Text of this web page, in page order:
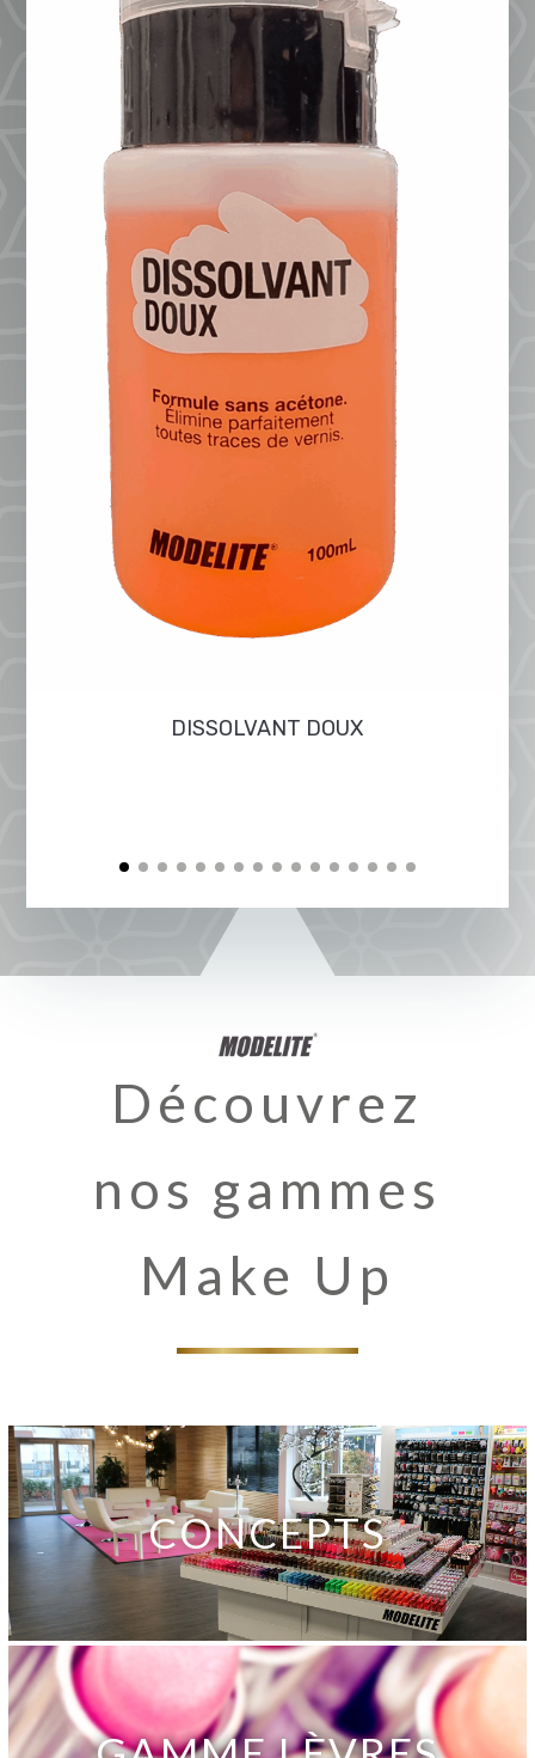
DISSOLVANT DOUX
Découvrez
nos gammes
Make Up
CONCEPTS